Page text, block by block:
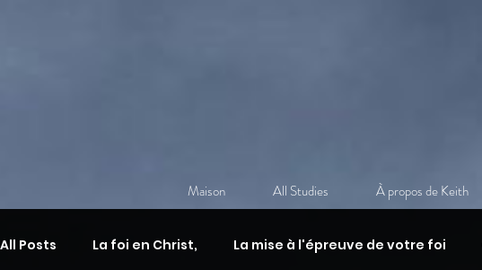
Maison All Studies À propos de Keith
All Posts La foi en Christ, La mise à l'épreuve de votre foi